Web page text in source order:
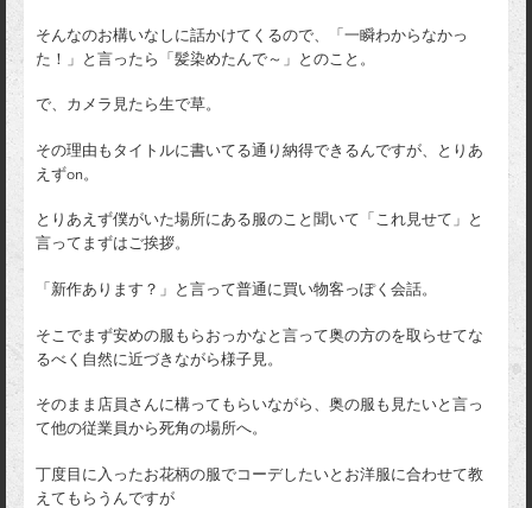
そんなのお構いなしに話かけてくるので、「一瞬わからなかっ
た！」と言ったら「髪染めたんで～」とのこと。
で、カメラ見たら生で草。
その理由もタイトルに書いてる通り納得できるんですが、とりあ
えずon。
とりあえず僕がいた場所にある服のこと聞いて「これ見せて」と
言ってまずはご挨拶。
「新作あります？」と言って普通に買い物客っぽく会話。
そこでまず安めの服もらおっかなと言って奥の方のを取らせてな
るべく自然に近づきながら様子見。
そのまま店員さんに構ってもらいながら、奥の服も見たいと言っ
て他の従業員から死角の場所へ。
丁度目に入ったお花柄の服でコーデしたいとお洋服に合わせて教
えてもらうんですが